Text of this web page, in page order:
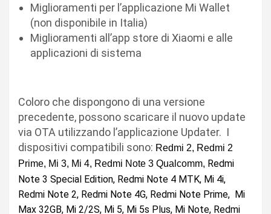
Miglioramenti per l’applicazione Mi Wallet
(non disponibile in Italia)
Miglioramenti all’app store di Xiaomi e alle
applicazioni di sistema
Coloro che dispongono di una versione
precedente, possono scaricare il nuovo update
via OTA utilizzando l’applicazione Updater. I
dispositivi compatibili sono: Redmi 2, Redmi 2
Prime, Mi 3, Mi 4, Redmi Note 3 Qualcomm, Redmi
Note 3 Special Edition, Redmi Note 4 MTK, Mi 4i,
Redmi Note 2, Redmi Note 4G, Redmi Note Prime, Mi
Max 32GB, Mi 2/2S, Mi 5, Mi 5s Plus, Mi Note, Redmi